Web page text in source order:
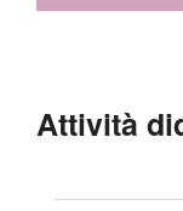
Attività